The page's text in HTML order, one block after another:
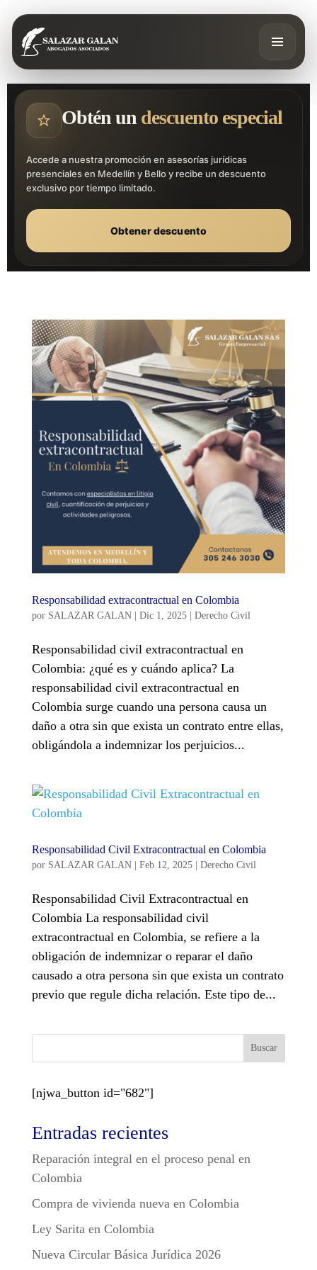
Obtén un descuento especial
Accede a nuestra promoción en asesorías jurídicas
presenciales en Medellín y Bello y recibe un descuento
exclusivo por tiempo limitado.
Obtener descuento
Responsabilidad extracontractual en Colombia
por SALAZAR GALAN| Dic 1, 2025| Derecho Civil
Responsabilidad civil extracontractual en
Colombia: ¿qué es y cuándo aplica? La
responsabilidad civil extracontractual en
Colombia surge cuando una persona causa un
daño a otra sin que exista un contrato entre ellas,
obligándola a indemnizar los perjuicios...
Responsabilidad Civil Extracontractual en Colombia
por SALAZAR GALAN| Feb 12, 2025| Derecho Civil
Responsabilidad Civil Extracontractual en
Colombia La responsabilidad civil
extracontractual en Colombia, se refiere a la
obligación de indemnizar o reparar el daño
causado a otra persona sin que exista un contrato
previo que regule dicha relación. Este tipo de...
Buscar
[njwa_button id="682"]
Entradas recientes
Reparación integral en el proceso penal en
Colombia
Compra de vivienda nueva en Colombia
Ley Sarita en Colombia
Nueva Circular Básica Jurídica 2026